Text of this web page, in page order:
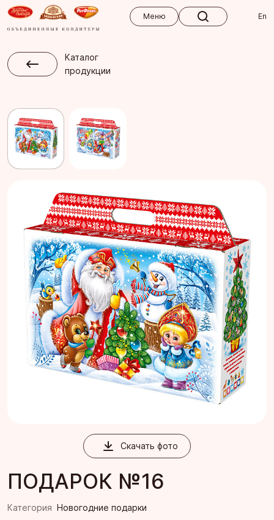
Меню
En
Каталог
продукции
Скачать фото
ПОДАРОК №16
Категория
Новогодние подарки